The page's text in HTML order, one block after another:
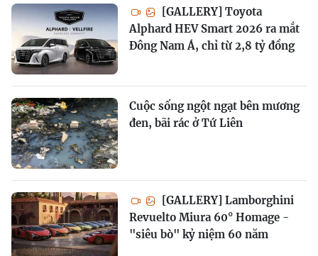
[GALLERY] Toyota
Alphard HEV Smart 2026 ra mắt
Đông Nam Á, chỉ từ 2,8 tỷ đồng
Cuộc sống ngột ngạt bên mương
đen, bãi rác ở Tứ Liên
[GALLERY] Lamborghini
Revuelto Miura 60° Homage -
"siêu bò" kỷ niệm 60 năm